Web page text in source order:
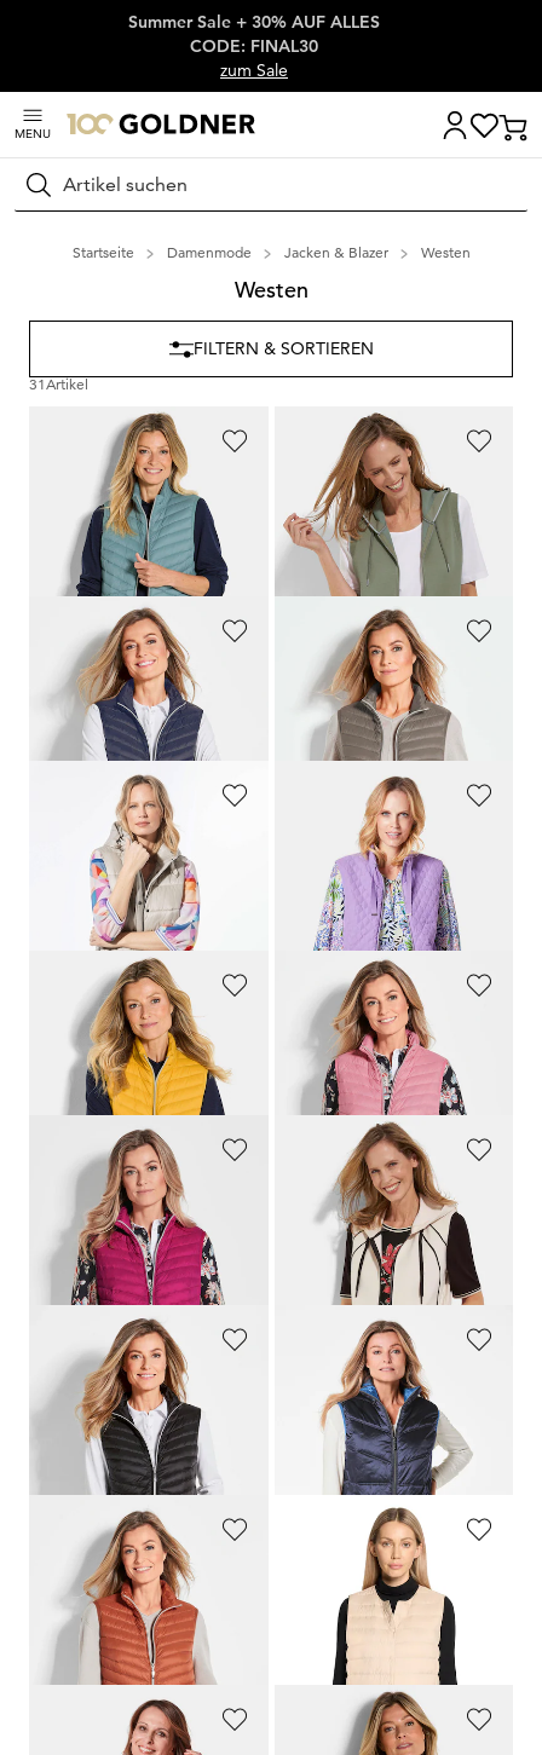
Überspringe Navigation, direkt zum Content
Summer Sale + 30% AUF ALLES
CODE: FINAL30
zum Sale
MENU
Suchen
Startseite Damenmode Jacken & Blazer Westen
Westen
31Artikel
FILTERN & SORTIEREN
Steppweste aus leichter Daune
79,95 €
+ 4
BARBARA LEBEK
39,97 €79,95 €
30-Tage-Bestpreis**: 51,97 €
GOLDNER
Steppweste aus leichter Daune
+ 4
GOLDNER
Steppweste aus leichter Daune
+ 4
Lange Steppweste mit Kapuze
139,95 €
30-Tage-Bestpreis**: 99,95 €
Leichte Steppweste mit Stehkragen
99,95 €
GOLDNER
Steppweste aus leichter Daune
79,95 €
+ 4
GOLDNER
Steppweste aus leichter Daune
+ 4
Steppweste aus leichter Daune
79,95 €
+ 4
BARBARA LEBEK
79,95 €
30-Tage-Bestpreis**: 55,97 € (-28%)
GOLDNER
Steppweste aus leichter Daune
79,95 €
+ 4
GOLDNER
Long-Steppweste mit Stehkragen
69,95 € 149,95 €
30-Tage-Bestpreis**: 79,95 €
GOLDNER
Steppweste aus leichter Daune
+ 4
BETTY BARCLAY
Leichte Daunenweste mit Taschen
49,99 €
30-Tage-Bestpreis**: 34,99 €